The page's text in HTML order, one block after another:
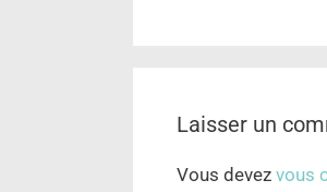
Laisser un
Vous devez vous